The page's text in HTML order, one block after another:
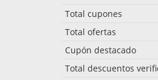
Total cupones
Total ofertas
Cupón destacado
Total descuentos